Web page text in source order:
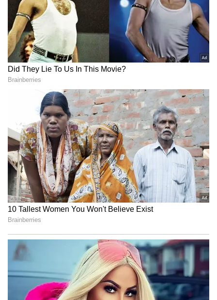
கறுத்துப்போகுதா? ஃப்ரெஷ்ஷா வைக்க
செம டிப்ஸ்!
3
6
Image Credit :AI
பாலக்கீரை
நிறைய வீடுகளில் இரும்புச்சத்து
குறைபாட்டைச் சரிசெய்ய பாலக்கீரை
சாப்பிடுவார்கள். முழு கீரை வளர்வதற்கு
அதிக நேரம் ஆகும், ஆனால் 'பேபி பாலக்'
சிறிய இடத்தில்கூட இதனை எளிதாக
வளர்த்து, இரும்புச்சத்து மற்றும்
வைட்டமின்களைப் பெறலாம்.